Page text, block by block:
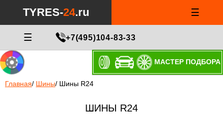
TYRES-24.ru ☰
☰ +7(495)104-83-33
МАСТЕР ПОДБОРА
Главная/ Шины/ Шины R24
ШИНЫ R24